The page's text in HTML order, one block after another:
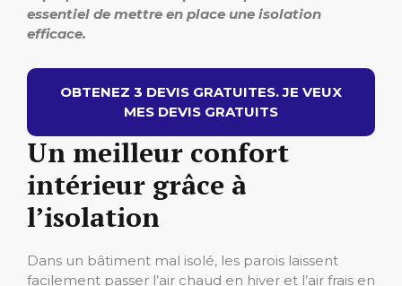
essentiel de mettre en place une isolation
efficace.
OBTENEZ 3 DEVIS GRATUITES. JE VEUX
MES DEVIS GRATUITS
Un meilleur confort
intérieur grâce à
l’isolation
Dans un bâtiment mal isolé, les parois laissent
facilement passer l’air chaud en hiver et l’air frais en